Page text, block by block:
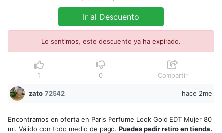
Ir al Descuento
Lo sentimos, este descuento ya ha expirado.
1 0 Compartir
zato 72542 hace 2me
Encontramos en oferta en Paris Perfume Look Gold EDT Mujer 80
ml. Válido con todo medio de pago. Puedes pedir retiro en tienda.